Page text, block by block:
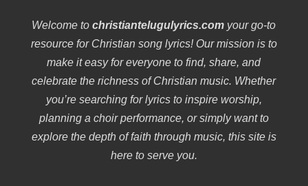
Welcome tochristiantelugulyrics.com your go-to
resource for Christian song lyrics! Our mission is to
make it easy for everyone to find, share, and
celebrate the richness of Christian music. Whether
you’re searching for lyrics to inspire worship,
planning a choir performance, or simply want to
explore the depth of faith through music, this site is
here to serve you.